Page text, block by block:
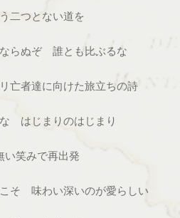
二つとない道を
らぬぞ 誰とも比ぶるな
亡者達に向けた旅立ちの詩
はじまりのはじまり
い笑みで再出発
そ 味わい深いのが愛らしい